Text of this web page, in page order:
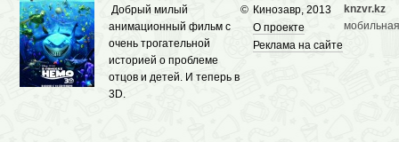
© Кинозавр, 2013
О проекте
Реклама на сайте
Добрый милый
анимационный фильм с
очень трогательной
историей о проблеме
отцов и детей. И теперь в
3D.
knzvr.kz